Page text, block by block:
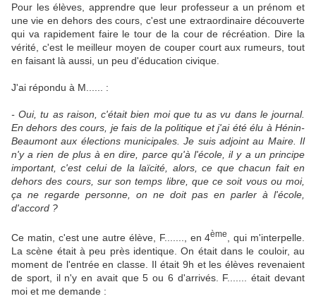
Pour les élèves, apprendre que leur professeur a un prénom et
une vie en dehors des cours, c'est une extraordinaire découverte
qui va rapidement faire le tour de la cour de récréation. Dire la
vérité, c'est le meilleur moyen de couper court aux rumeurs, tout
en faisant là aussi, un peu d'éducation civique.
J'ai répondu à M...... :
- Oui, tu as raison, c'était bien moi que tu as vu dans le journal.
En dehors des cours, je fais de la politique et j'ai été élu à Hénin-
Beaumont aux élections municipales. Je suis adjoint au Maire. Il
n'y a rien de plus à en dire, parce qu'à l'école, il y a un principe
important, c'est celui de la laïcité, alors, ce que chacun fait en
dehors des cours, sur son temps libre, que ce soit vous ou moi,
ça ne regarde personne, on ne doit pas en parler à l'école,
d'accord ?
Ce matin, c'est une autre élève, F......., en 4ème
, qui m'interpelle.
La scène était à peu près identique. On était dans le couloir, au
moment de l'entrée en classe. Il était 9h et les élèves revenaient
de sport, il n'y en avait que 5 ou 6 d'arrivés. F....... était devant
moi et me demande :